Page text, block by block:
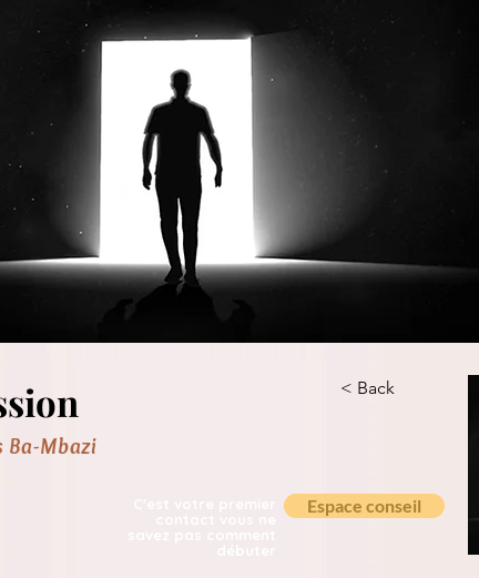
< Back
Ba-Mbazi
Espace conseil